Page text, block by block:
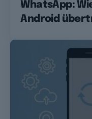
WhatsApp:
Android